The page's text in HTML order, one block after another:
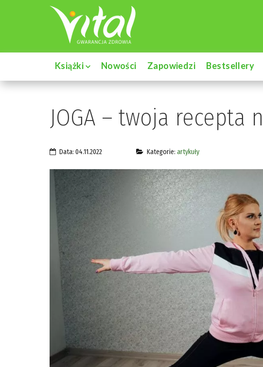
Książki Nowości Zapowiedzi Bestsellery
JOGA – twoja recepta
Data: 04.11.2022 Kategorie: artykuły